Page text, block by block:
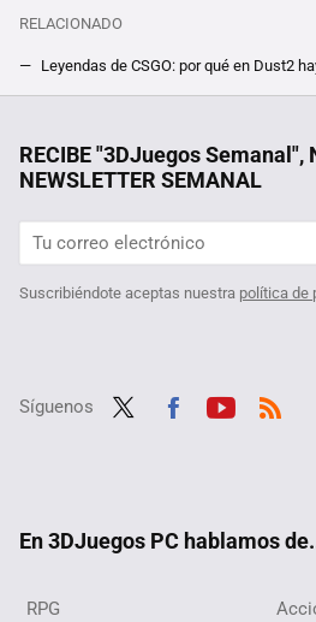
RELACIONADO
RECIBE "3DJuegos Semanal",
NEWSLETTER SEMANAL
Suscribiéndote aceptas nuestra política de
Síguenos
En 3DJuegos PC hablamos
RPG